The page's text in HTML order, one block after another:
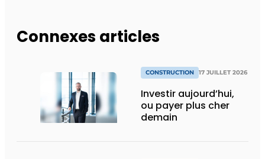
Connexes articles
CONSTRUCTION 17 JUILLET 2026
Investir aujourd’hui,
ou payer plus cher
demain